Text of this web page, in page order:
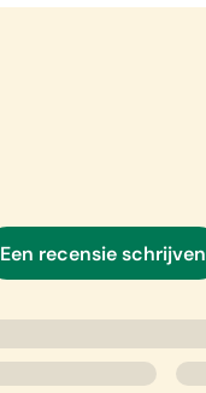
Een recensie schrijven